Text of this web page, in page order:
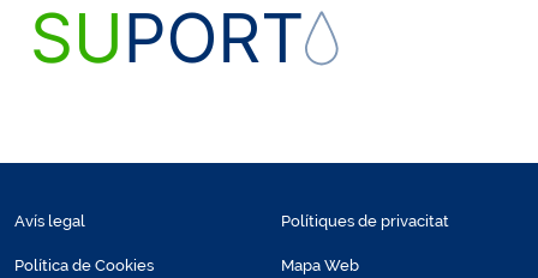
Avís legal
Política de Cookies
Polítiques de privacitat
Mapa Web